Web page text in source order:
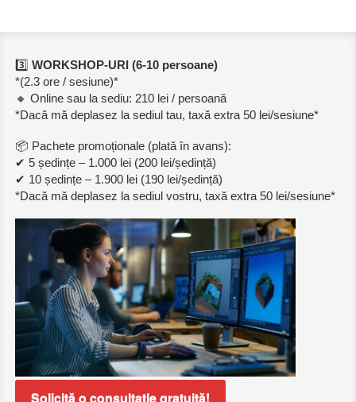
3️⃣ WORKSHOP-URI (6-10 persoane)
*(2.3 ore / sesiune)*
🔸 Online sau la sediu: 210 lei / persoană
*Dacă mă deplasez la sediul tau, taxă extra 50 lei/sesiune*
📦 Pachete promoționale (plată în avans):
✔ 5 ședințe – 1.000 lei (200 lei/ședință)
✔ 10 ședințe – 1.900 lei (190 lei/ședință)
*Dacă mă deplasez la sediul vostru, taxă extra 50 lei/sesiune*
Solicită o consultație gratuită!